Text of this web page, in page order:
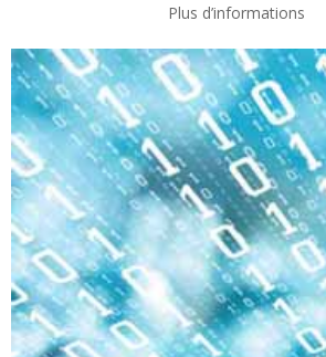
Plus d’informations